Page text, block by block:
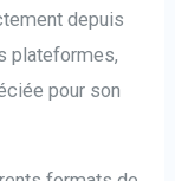
depuis
plateformes,
pour son